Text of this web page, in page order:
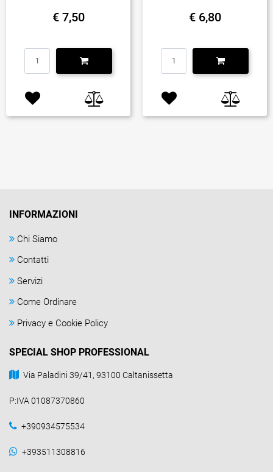
€ 7,50
Quantità
€ 6,80
Quantità
INFORMAZIONI
Chi Siamo
Contatti
Servizi
Come Ordinare
Privacy e Cookie Policy
SPECIAL SHOP PROFESSIONAL
Via Paladini 39/41, 93100 Caltanissetta
P:IVA 01087370860
+390934575534
+393511308816